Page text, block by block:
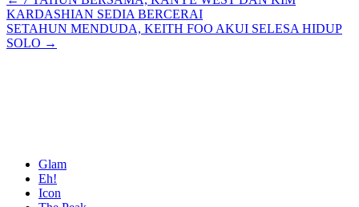
navigation
KARDASHIAN SEDIA BERCERAI
SETAHUN MENDUDA, KEITH FOO AKUI SELESA HIDUP
SOLO →
Glam
Eh!
Icon